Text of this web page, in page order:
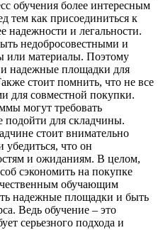
обучения более интересным
тем как присоединиться к
надежности и легальности.
недобросовестными и
или материалы. Поэтому
надежные площадки для
стоит помнить, что не все
для совместной покупки.
могут требовать
подойти для складчины.
стоит внимательно
что он
и ожиданиям. В целом,
сэкономить на покупке
обучающим
надежные площадки и быть
Ведь обучение – это
серьезного подхода и